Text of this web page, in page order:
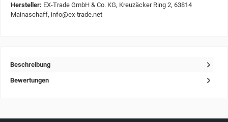
Hersteller: EX-Trade GmbH & Co. KG, Kreuzäcker Ring 2, 63814
Mainaschaff, info@ex-trade.net
Beschreibung
Bewertungen